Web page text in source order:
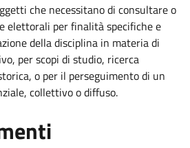
che necessitano di consultare o
elettorali per finalità specifiche e
della disciplina in materia di
per scopi di studio, ricerca
o per il perseguimento di un
collettivo o diffuso.